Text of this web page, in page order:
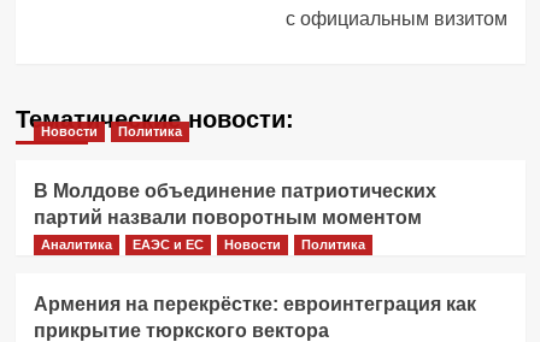
с официальным визитом
Тематические новости:
Новости Политика
В Молдове объединение патриотических
партий назвали поворотным моментом
Аналитика ЕАЭС и ЕС Новости Политика
Армения на перекрёстке: евроинтеграция как
прикрытие тюркского вектора